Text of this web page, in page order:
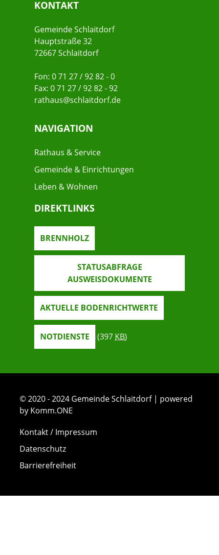
KONTAKT
Gemeinde Schlaitdorf
Hauptstraße 32
72667 Schlaitdorf
Fon: 0 71 27 / 92 82 - 0
Fax: 0 71 27 / 92 82 - 92
rathaus@schlaitdorf.de
NAVIGATION
Rathaus & Service
Gemeinde & Einrichtungen
Leben & Wohnen
DIREKTLINKS
BRENNHOLZ
STATUSABFRAGE
AUSWEISDOKUMENTE
AKTUELLE BODENRICHTWERTE
NOTDIENSTE (397 KB)
© 2020 - 2024 Gemeinde Schlaitdorf | powered
by Komm.ONE
Kontakt / Impressum
Datenschutz
Barrierefreiheit